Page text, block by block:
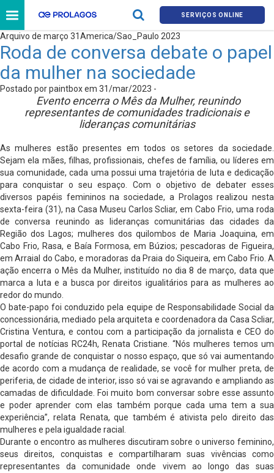
SERVIÇOS ONLINE
Arquivo de março 31America/Sao_Paulo 2023
Roda de conversa debate o papel
da mulher na sociedade
Postado por paintbox em 31/mar/2023 -
Evento encerra o Mês da Mulher, reunindo
representantes de comunidades tradicionais e
lideranças comunitárias
As mulheres estão presentes em todos os setores da sociedade.
Sejam ela mães, filhas, profissionais, chefes de família, ou líderes em
sua comunidade, cada uma possui uma trajetória de luta e dedicação
para conquistar o seu espaço. Com o objetivo de debater esses
diversos papéis femininos na sociedade, a Prolagos realizou nesta
sexta-feira (31), na Casa Museu Carlos Scliar, em Cabo Frio, uma roda
de conversa reunindo as lideranças comunitárias das cidades da
Região dos Lagos; mulheres dos quilombos de Maria Joaquina, em
Cabo Frio, Rasa, e Baía Formosa, em Búzios; pescadoras de Figueira,
em Arraial do Cabo, e moradoras da Praia do Siqueira, em Cabo Frio. A
ação encerra o Mês da Mulher, instituído no dia 8 de março, data que
marca a luta e a busca por direitos igualitários para as mulheres ao
redor do mundo.
O bate-papo foi conduzido pela equipe de Responsabilidade Social da
concessionária, mediado pela arquiteta e coordenadora da Casa Scliar,
Cristina Ventura, e contou com a participação da jornalista e CEO do
portal de notícias RC24h, Renata Cristiane. “Nós mulheres temos um
desafio grande de conquistar o nosso espaço, que só vai aumentando
de acordo com a mudança de realidade, se você for mulher preta, de
periferia, de cidade de interior, isso só vai se agravando e ampliando as
camadas de dificuldade. Foi muito bom conversar sobre esse assunto
e poder aprender com elas também porque cada uma tem a sua
experiência”, relata Renata, que também é ativista pelo direito das
mulheres e pela igualdade racial.
Durante o encontro as mulheres discutiram sobre o universo feminino,
seus direitos, conquistas e compartilharam suas vivências como
representantes da comunidade onde vivem ao longo das suas